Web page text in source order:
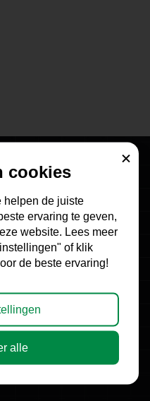
voor fitness is er
partner."
en mede-eigenaar
keten
reacties
cookies
helpen de juiste
ervaring te geven,
website. Lees meer
of klik
de beste ervaring!
Sluiten
alle